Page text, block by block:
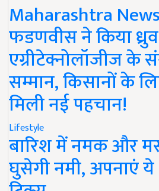
Maharashtra
फडणवीस ने किया ध्रुव
एग्रीटेक्नोलॉजीज के
सम्मान, किसानों के
मिली नई पहचान!
Lifestyle
बारिश में नमक और
घुसेगी नमी, अपनाएं